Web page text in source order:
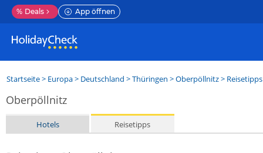
% Deals App öffnen
Startseite> Europa> Deutschland >Thüringen >Oberpöllnitz> Reisetipps
Oberpöllnitz
Hotels Reisetipps